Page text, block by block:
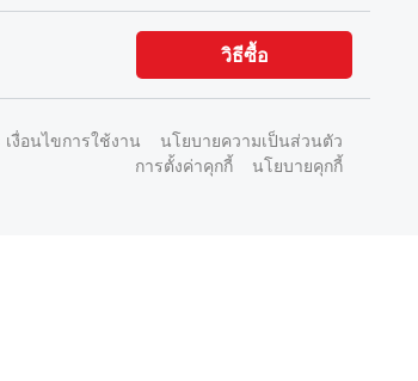
วิธีซื้อ
งื่อนไขการใช้งาน
นโยบายความเป็นส่วนตัว
การตั้งค่าคุกกี้
นโยบายคุกกี้